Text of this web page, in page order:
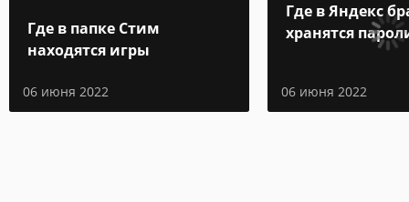
Где в папке Стим
находятся игры
06 июня 2022
Где в Яндекс
хранятся
06 июня 2022